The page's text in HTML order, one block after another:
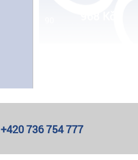
+420 736 754 777